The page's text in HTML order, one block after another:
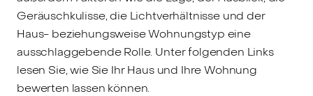
Geräuschkulisse, die Lichtverhältnisse und der
Haus- beziehungsweise Wohnungstyp eine
ausschlaggebende Rolle. Unter folgenden Links
lesen Sie, wie Sie Ihr Haus und Ihre Wohnung
bewerten lassen können.